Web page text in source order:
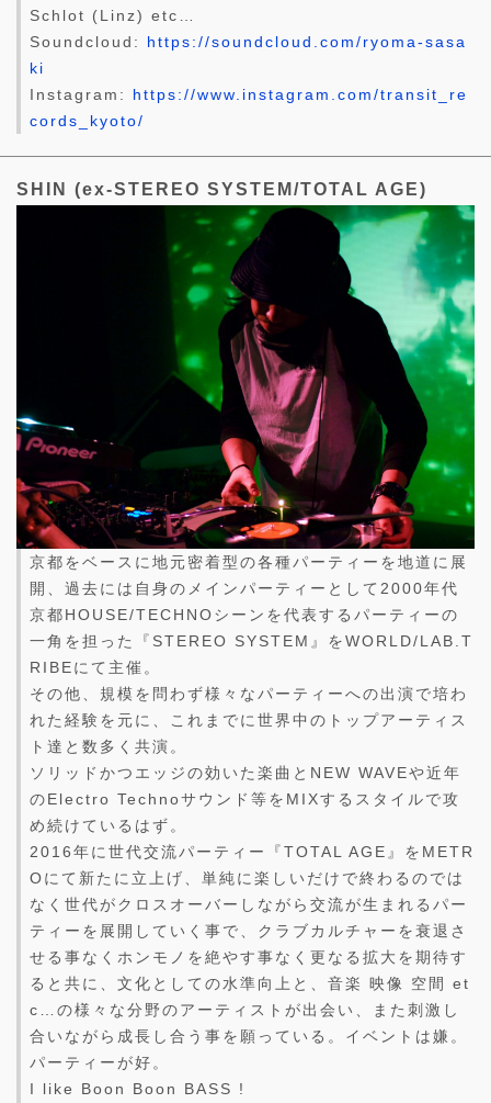
Schlot (Linz) etc…
Soundcloud: https://soundcloud.com/ryoma-sasa
ki
Instagram: https://www.instagram.com/transit_re
cords_kyoto/
SHIN (ex-STEREO SYSTEM/TOTAL AGE)
京都をベースに地元密着型の各種パーティーを地道に展
開、過去には自身のメインパーティーとして2000年代
京都HOUSE/TECHNOシーンを代表するパーティーの
一角を担った『STEREO SYSTEM』をWORLD/LAB.T
RIBEにて主催。
その他、規模を問わず様々なパーティーへの出演で培わ
れた経験を元に、これまでに世界中のトップアーティス
ト達と数多く共演。
ソリッドかつエッジの効いた楽曲とNEW WAVEや近年
のElectro Technoサウンド等をMIXするスタイルで攻
め続けているはず。
2016年に世代交流パーティー『TOTAL AGE』をMETR
Oにて新たに立上げ、単純に楽しいだけで終わるのでは
なく世代がクロスオーバーしながら交流が生まれるパー
ティーを展開していく事で、クラブカルチャーを衰退さ
せる事なくホンモノを絶やす事なく更なる拡大を期待す
ると共に、文化としての水準向上と、音楽 映像 空間 et
c…の様々な分野のアーティストが出会い、また刺激し
合いながら成長し合う事を願っている。イベントは嫌。
パーティーが好。
I like Boon Boon BASS !